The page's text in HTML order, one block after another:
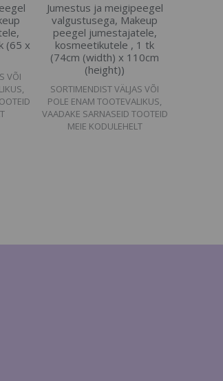
(65 x
VÕI
Jumestus ja meigipeegel
valgustusega, Makeup
peegel jumestajatele,
kosmeetikutele , 1 tk
(74cm (width) x 110cm
(height))
SORTIMENDIST VÄLJAS VÕI
POLE ENAM TOOTEVALIKUS,
VAADAKE SARNASEID TOOTEID
MEIE KODULEHELT